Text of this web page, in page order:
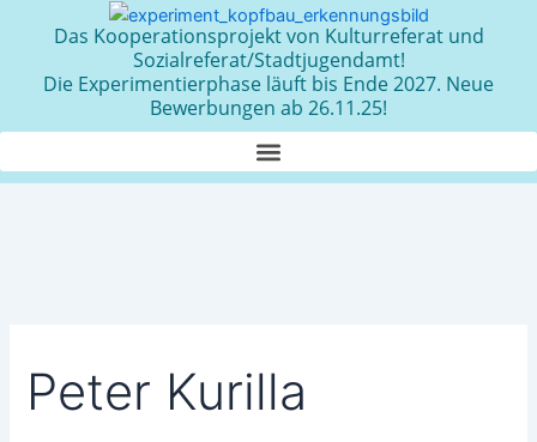
Das Kooperationsprojekt von Kulturreferat und
Sozialreferat/Stadtjugendamt!
Die Experimentierphase läuft bis Ende 2027. Neue
Bewerbungen ab 26.11.25!
Peter Kurilla